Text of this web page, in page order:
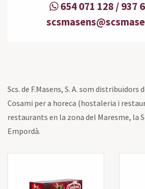
654 071 128 / 937
Scs. de F.Masens, S. A. som distribuïdors
Cosami per a horeca (hostaleria i
restaurants en la zona del Maresme, la
Empordà.